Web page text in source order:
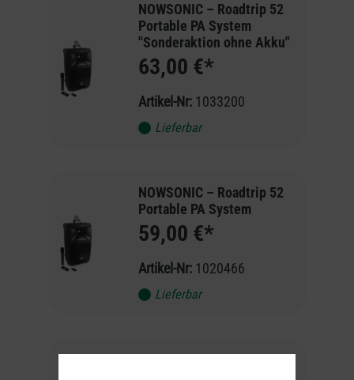
NOWSONIC – Roadtrip 52
Portable PA System
"Sonderaktion ohne Akku"
63,00 €*
Artikel-Nr: 1033200
Lieferbar
NOWSONIC – Roadtrip 52
Portable PA System
59,00 €*
Artikel-Nr: 1020466
Lieferbar
NOWSONIC –